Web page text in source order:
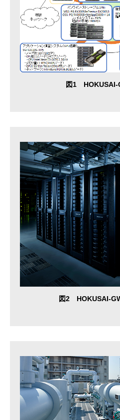
図1 HOKUSAI-
図2 HOKUSAI-